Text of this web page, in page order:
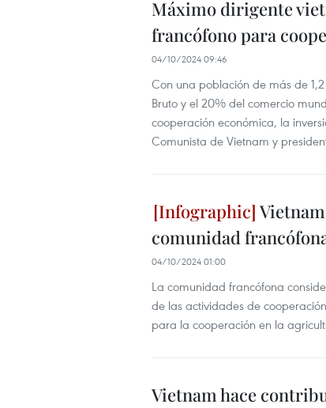
Máximo dirigente
francófono para
04/10/2024 09:46
Con una población de más de
Bruto y el 20% del comercio
cooperación económica, la
Comunista de Vietnam y
comunidad
04/10/2024 01:00
La comunidad francófona
de las actividades de
para la cooperación en la
Vietnam hace